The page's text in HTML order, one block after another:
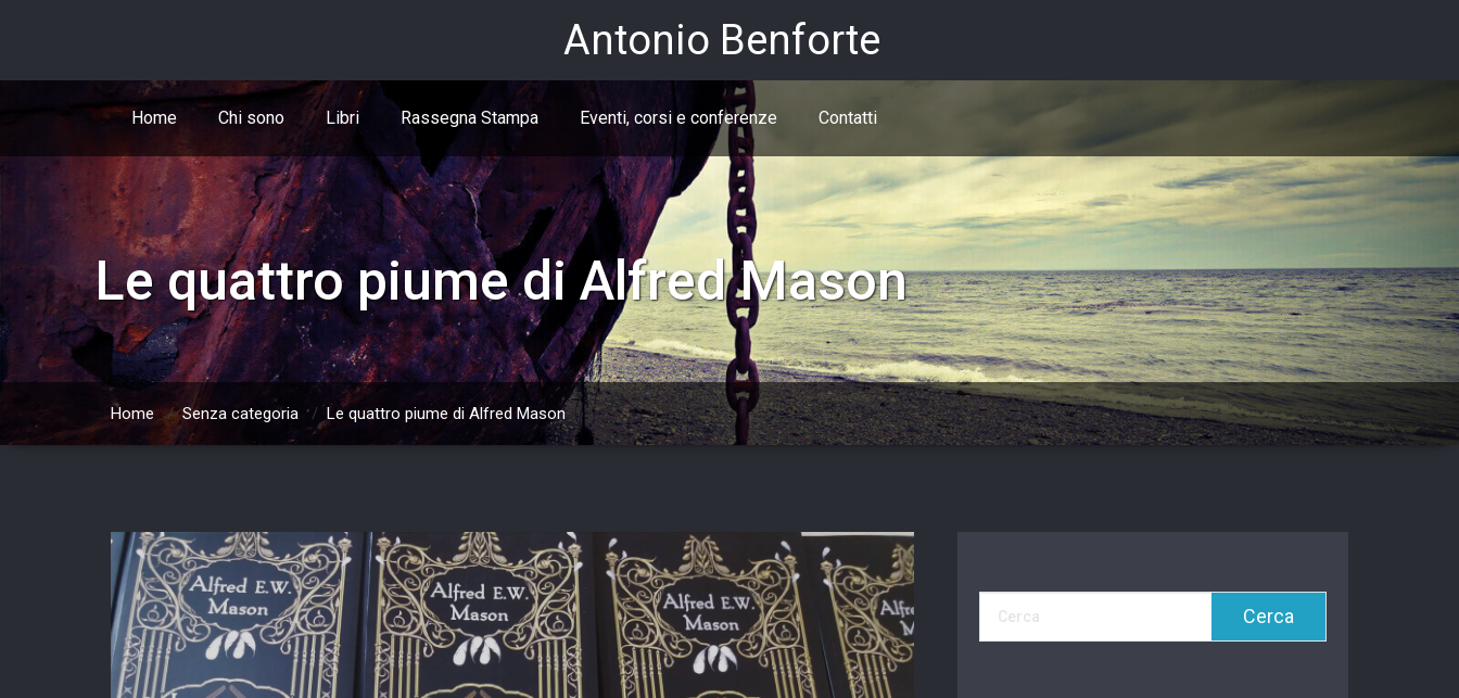
Antonio Benforte
Home Chi sono Libri Rassegna Stampa Eventi, corsi e conferenze Contatti
Le quattro piume di Alfred Mason
Home/Senza categoria / Le quattro piume di Alfred Mason